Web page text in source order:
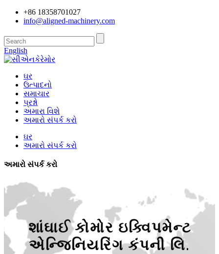
+86 18358701027
info@aligned-machinery.com
English
ઘર
ઉત્પાદનો
સમાચાર
પ્રશ્નો
અમારા વિશે
અમારો સંપર્ક કરો
ઘર
અમારો સંપર્ક કરો
અમારો સંપર્ક કરો
શાંઘાઈ કોમોર ઇક્વિપમેન્ટ
એન્જિનિયરિંગ કંપની લિ.